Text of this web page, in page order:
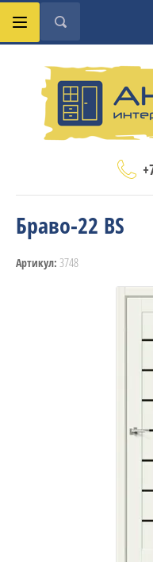
Браво-22 BS
Артикул: 3748